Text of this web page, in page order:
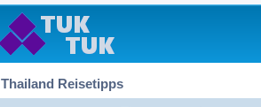
Thailand Reisetipps